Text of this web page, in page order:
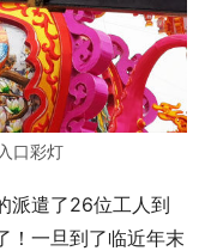
口彩灯
派遣了26位工人到
！一旦到了临近年末